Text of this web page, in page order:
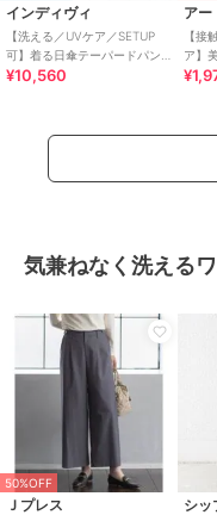
インディヴィ
【洗える／UVケア／SETUP
可】着る日傘テーパードパン
ツ
¥10,560
アー
【接
ア】
ード
気兼ねなく洗える
50%OFF
Ｊプレス シッ